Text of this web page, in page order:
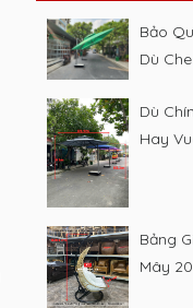
Bảo
Dù
Dù
Hay
Bảng
Mây